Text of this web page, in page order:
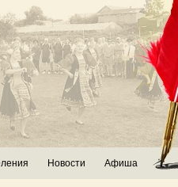
Новости Афиша